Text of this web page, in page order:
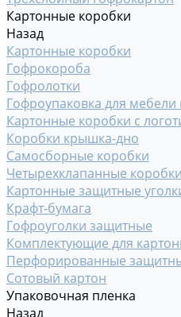
Картонные коробки
Назад
Картонные коробки
Гофрокороба
Гофролотки
Гофроупаковка для мебели
Картонные коробки с
Коробки крышка-дно
Самосборные коробки
Четырехклапанные коробки
Картонные защитные
Крафт-бумага
Гофроуголки защитные
Комплектующие для
Перфорированные
Сотовый картон
Упаковочная пленка
Назад